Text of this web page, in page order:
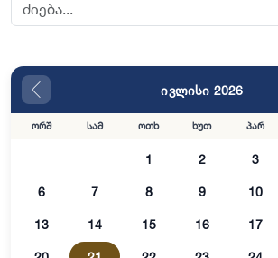
ივლისი 2026
ორშ სამ ოთხ ხუთ პარ
1 2 3
6 7 8 9 10
13 14 15 16 17